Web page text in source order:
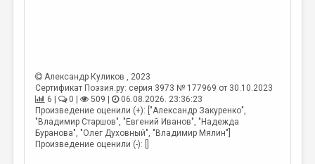
Александр Куликов , 2023
Сертификат Поэзия.ру: серия 3973 № 177969 от 30.10.2023
6 |
0 | 509 |
06.08.2026. 23:36:23
Произведение оценили (+): ["Александр Закуренко",
"Владимир Старшов", "Евгений Иванов", "Надежда
Буранова", "Олег Духовный", "Владимир Мялин"]
Произведение оценили (-): []